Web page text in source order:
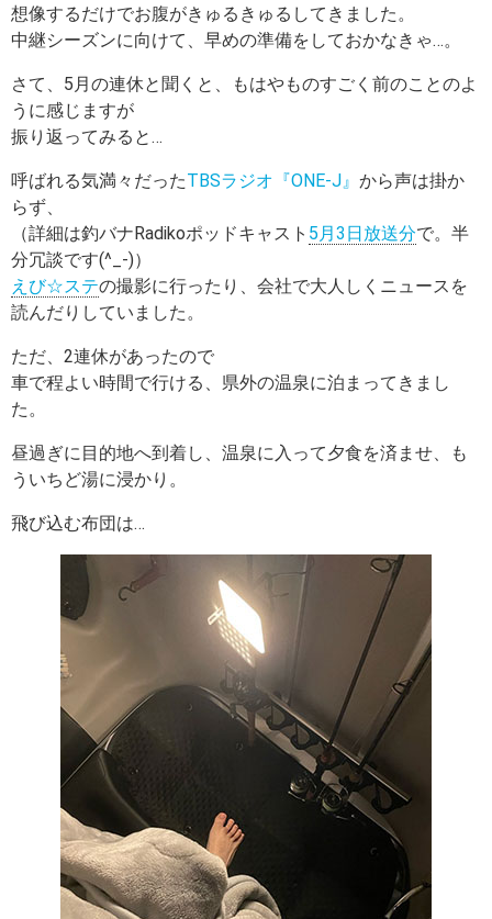
想像するだけでお腹がきゅるきゅるしてきました。
中継シーズンに向けて、早めの準備をしておかなきゃ…。
さて、5月の連休と聞くと、もはやものすごく前のことのよ
うに感じますが
振り返ってみると…
呼ばれる気満々だったTBSラジオ『ONE-J』 から声は掛か
らず、
（詳細は釣バナRadikoポッドキャスト 5月3日放送分で。半
分冗談です(^_-)）
えび☆ステの撮影に行ったり、会社で大人しくニュースを
読んだりしていました。
ただ、2連休があったので
車で程よい時間で行ける、県外の温泉に泊まってきまし
た。
昼過ぎに目的地へ到着し、温泉に入って夕食を済ませ、も
ういちど湯に浸かり。
飛び込む布団は…